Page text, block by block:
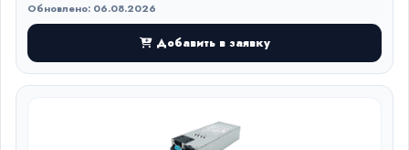
Обновлено: 06.08.2026
Добавить в заявку